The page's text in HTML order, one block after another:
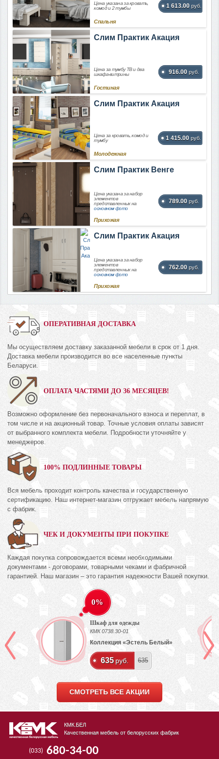
Цена указана за кровать,
комод и 2 тумбы
1 613.00 руб.
Спальня
Слим Практик Акация
Цена за тумбу ТВ и два
шкафа-витрины
916.00 руб.
Гостиная
Слим Практик Акация
Цена за кровать, комод и
тумбу
1 415.00 руб.
Молодежная
Слим Практик Венге
Цена указана за набор
элементов
представленных на
основном фото
789.00 руб.
Прихожая
Слим Практик Акация
Цена указана за набор
элементов
представленных на
основном фото
762.00 руб.
Прихожая
ОПЕРАТИВНАЯ ДОСТАВКА
Мы осуществляем доставку заказанной мебели в срок от 1 дня.
Доставка мебели производится во все населенные пункты
Беларуси.
ОПЛАТА ЧАСТЯМИ ДО 36 МЕСЯЦЕВ!
Возможно оформление без первоначального взноса и переплат, в
том числе и на акционный товар. Точные условия оплаты зависят
от выбранного комплекта мебели. Подробности уточняйте у
менеджеров.
100% ПОДЛИННЫЕ ТОВАРЫ
Вся мебель проходит контроль качества и государственную
сертификацию. Наш интернет-магазин отгружает мебель напрямую
с фабрик.
ЧЕК И ДОКУМЕНТЫ ПРИ ПОКУПКЕ
Каждая покупка сопровождается всеми необходимыми
документами - договорами, товарными чеками и фабричной
гарантией. Наш магазин – это гарантия надежности Вашей покупки.
0%
Шкаф для одежды
КМК 0738.30-01
Коллекция «Эстель Белый»
635 руб. 635
СМОТРЕТЬ ВСЕ АКЦИИ
КМК.БЕЛ
Качественная мебель от белорусских фабрик
(033) 680-34-00